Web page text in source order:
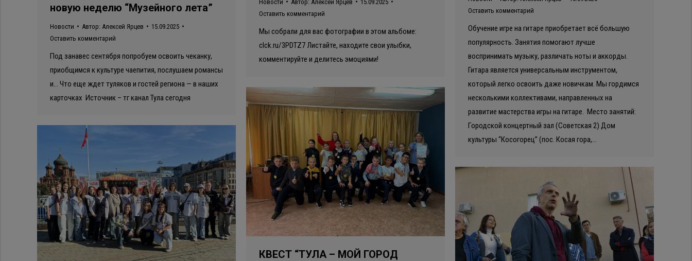
Новости Автор: Алексей Ярцев
15.09.2025
Оставить комментарий
Мы собрали для вас фотографии в этом альбоме:
clck.ru/3PDTZ7 Листайте, находите свои улыбки,
комментируйте и делитесь эмоциями!
Оставить комментарий
Обучение игре на гитаре приобретает всё большую
популярность. Занятия помогают лучше
воспринимать музыку, различать ноты и аккорды.
Гитара является универсальным инструментом,
который легко освоить даже новичкам. Мы гордимся
несколькими коллективами, направленных на
развитие мастерства игры на гитаре. Место занятий:
Городской концертный зал (Советская 2) Дом
культуры “Косогорец” (пос. Косая гора,…
новую неделю “Музейного лета”
Новости Автор: Алексей Ярцев
15.09.2025
Оставить комментарий
Под занавес сентября попробуем освоить чеканку,
приобщимся к культуре чаепития, послушаем романсы
и… Что еще ждет туляков и гостей региона — в наших
карточках Источник – тг канал Тула сегодня
КВЕСТ “ТУЛА – МОЙ ГОРОД